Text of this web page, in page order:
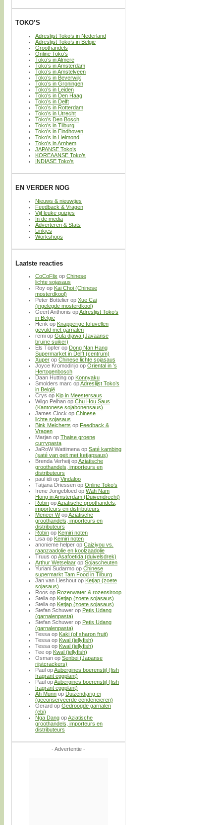
TOKO’S
Adreslijst Toko’s in Nederland
Adreslijst Toko’s in België
Groothandels
Online Toko’s
Toko’s in Almere
Toko’s in Amsterdam
Toko’s in Amstelveen
Toko’s in Beverwijk
Toko’s in Groningen
Toko’s in Leiden
Toko’s in Den Haag
Toko’s in Delft
Toko’s in Rotterdam
Toko’s in Utrecht
Toko’s Den Bosch
Toko’s in Tilburg
Toko’s in Eindhoven
Toko’s in Helmond
Toko’s in Arnhem
JAPANSE Toko’s
KOREAANSE Toko’s
INDIASE Toko’s
EN VERDER NOG
Nieuws & nieuwtjes
Feedback & Vragen
Vijf leuke quizjes
In de media
Adverteren & Stats
Linkjes
Workshops
Laatste reacties
CoCoFlix op Chinese
lichte sojasaus
Roy op Kai Choi (Chinese
mosterdkool)
Peter Bottelier op Xue Cai
(ingelegde mosterdkool)
Geert Anthonis opAdreslijst Toko’s
in België
Henk op Knapperige tofuvellen
gevuld met garnalen
remi op Gula djawa (Javaanse
bruine suiker)
Els Töpfer op Dong Nan Hang
Supermarket in Delft (centrum)
Xuper op Chinese lichte sojasaus
Joyce Kromodirijo op Oriental in ’s
Hertogenbosch
Daan Hutting op Konnyaku
Smolders marc opAdreslijst Toko’s
in België
Crys op Kip in Meestersaus
Wilgo Pelhan op Chu Hou Saus
(Kantonese sojabonensaus)
James Clock op Chinese
lichte sojasaus
Bink Melcherts op Feedback &
Vragen
Marjan op Thaise groene
currypasta
JaRoW Wattimena op Saté kambing
(saté van geit met ketjapsaus)
Brenda Verheij opAziatische
groothandels, importeurs en
distributeurs
paul idi op Vindaloo
Tatjana Driessen op Online Toko’s
Irene Jongebloed op Wah Nam
Hong in Amsterdam (Duivendrecht)
Robin opAziatische groothandels,
importeurs en distributeurs
Meneer WopAziatische
groothandels, importeurs en
distributeurs
Robin op Kemiri noten
Lisa op Kemiri noten
anonieme helper op Caiziyou vs.
raapzaadolie en koolzaadolie
Truus opAsafoetida (duivelsdrek)
Arthur Wetselaar op Sojascheuten
Yuriani Sudarmo op Chinese
supermarkt Tam Food in Tilburg
Jan van Lieshout op Ketjap (zoete
sojasaus)
Roos op Rozenwater & rozensiroop
Stella op Ketjap (zoete sojasaus)
Stella op Ketjap (zoete sojasaus)
Stefan Schuwer op Petis Udang
(garnalenpasta)
Stefan Schuwer op Petis Udang
(garnalenpasta)
Tessa op Kaki (of sharon fruit)
Tessa op Kwal (jellyfish)
Tessa op Kwal (jellyfish)
Tee op Kwal (jellyfish)
Osman op Senbei (Japanse
rijstcrackers)
Paul opAubergines boerenstijl (fish
fragrant eggplant)
Paul opAubergines boerenstijl (fish
fragrant eggplant)
Ah Munn op Duizendjarig ei
(geconserveerde eendeneieren)
Gerard op Gedroogde garnalen
(ebi)
Nga Dang opAziatische
groothandels, importeurs en
distributeurs
- Advertentie -